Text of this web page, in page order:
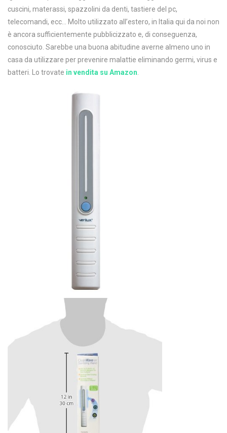
cuscini, materassi, spazzolini da denti, tastiere del pc,
telecomandi, ecc… Molto utilizzato all’estero, in Italia qui da noi non
è ancora sufficientemente pubblicizzato e, di conseguenza,
conosciuto. Sarebbe una buona abitudine averne almeno uno in
casa da utilizzare per prevenire malattie eliminando germi, virus e
batteri. Lo trovate in vendita su Amazon